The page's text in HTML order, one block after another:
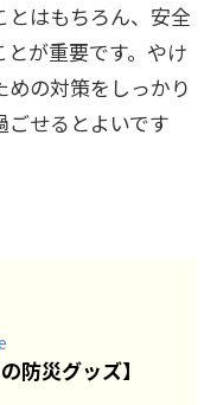
はもちろん、安全
が重要です。やけ
の対策をしっかり
ごせるとよいです
防災グッズ】